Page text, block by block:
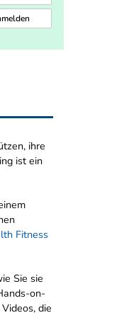
ihre
ist ein
Fitness
Sie sie
on-
die